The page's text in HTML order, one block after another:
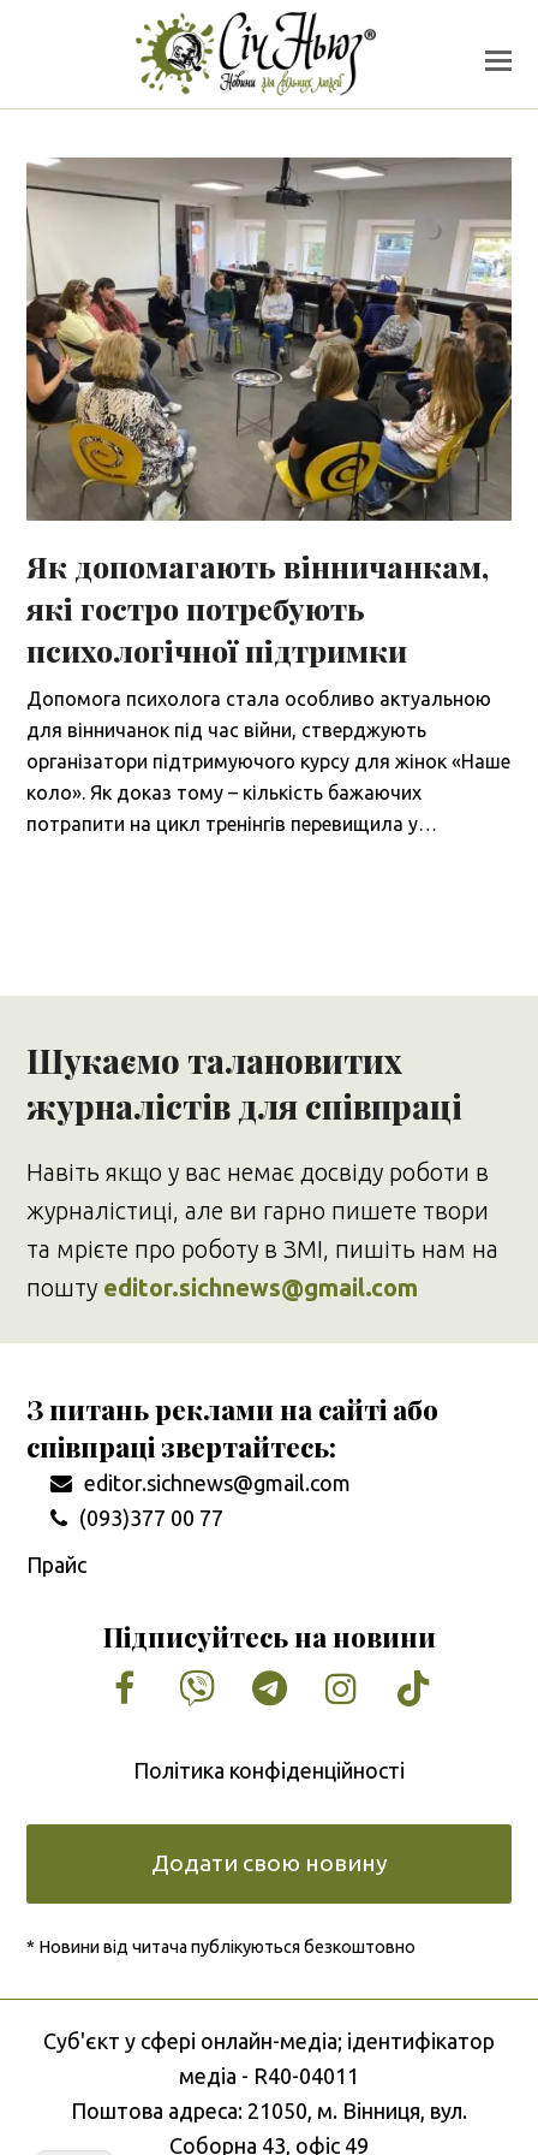
Як допомагають вінничанкам,
які гостро потребують
психологічної підтримки
Допомога психолога стала особливо актуальною
для вінничанок під час війни, стверджують
організатори підтримуючого курсу для жінок «Наше
коло». Як доказ тому – кількість бажаючих
потрапити на цикл тренінгів перевищила у…
Шукаємо талановитих
журналістів для співпраці
Навіть якщо у вас немає досвіду роботи в
журналістиці, але ви гарно пишете твори
та мрієте про роботу в ЗМІ, пишіть нам на
пошту editor.sichnews@gmail.com
З питань реклами на сайті або
співпраці звертайтесь:
editor.sichnews@gmail.com
(093)377 00 77
Прайс
Підписуйтесь на новини
Facebook
VimeoTumblrInstagram
Tiktok
Політика конфіденційності
Додати свою новину
* Новини від читача публікуються безкоштовно
Cуб'єкт у сфері онлайн-медіа; ідентифікатор
медіа - R40-04011
Поштова адреса: 21050, м. Вінниця, вул.
Соборна 43, офіс 49